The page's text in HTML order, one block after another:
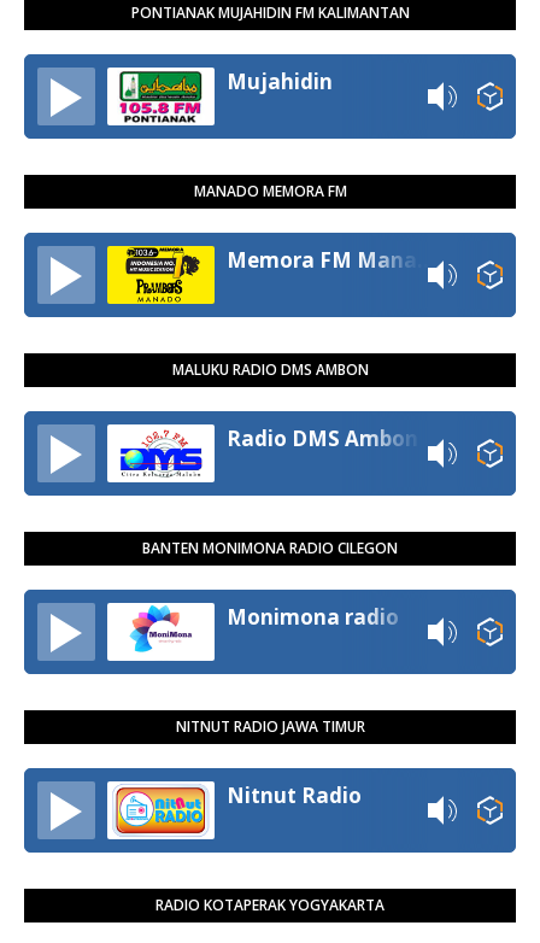
PONTIANAK MUJAHIDIN FM KALIMANTAN
Mujahidin
MANADO MEMORA FM
MALUKU RADIO DMS AMBON
Radio DMS Ambon
BANTEN MONIMONA RADIO CILEGON
Monimona radio
NITNUT RADIO JAWA TIMUR
Nitnut Radio
RADIO KOTAPERAK YOGYAKARTA